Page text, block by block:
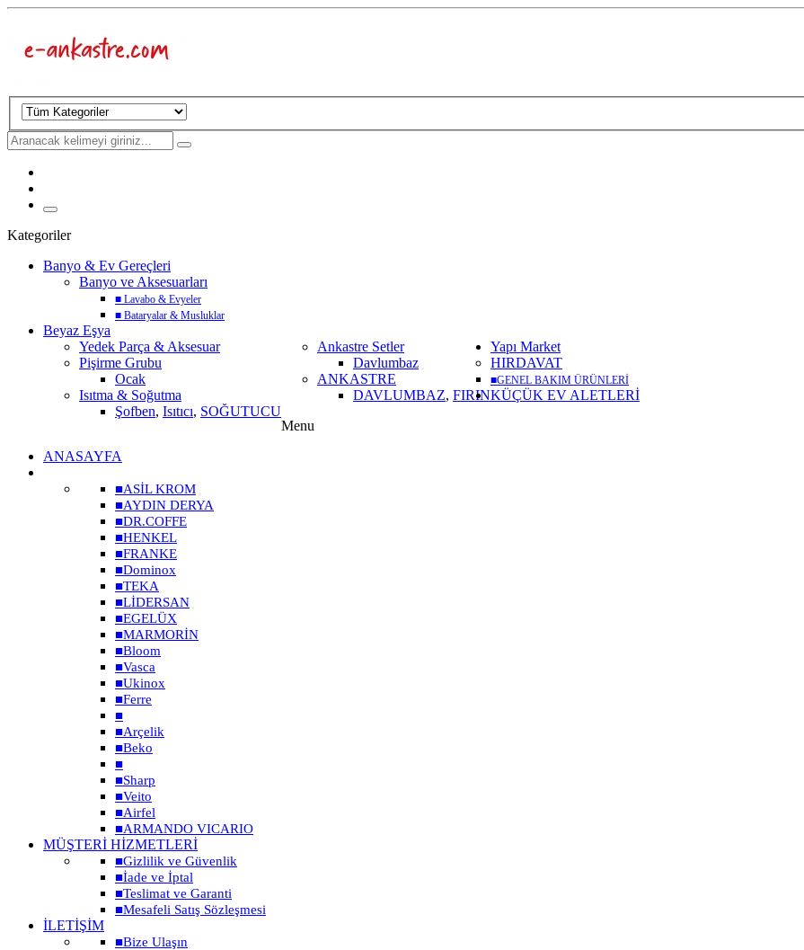
Kategoriler
Banyo & Ev Gereçleri
Banyo ve Aksesuarları
■ Lavabo & Evyeler
■ Bataryalar & Musluklar
Beyaz Eşya
Yedek Parça & Aksesuar
Pişirme Grubu
Ocak
Isıtma & Soğutma
Şofben, Isıtıcı, SOĞUTUCU
Ankastre Setler
Davlumbaz
ANKASTRE
DAVLUMBAZ, FIRIN
Yapı Market
HIRDAVAT
■GENEL BAKIM ÜRÜNLERİ
KÜÇÜK EV ALETLERİ
Menu
ANASAYFA
■ASİL KROM
■AYDIN DERYA
■DR.COFFE
■HENKEL
■FRANKE
■Dominox
■TEKA
■LİDERSAN
■EGELÜX
■MARMORİN
■Bloom
■Vasca
■Ukinox
■Ferre
■
■Arçelik
■Beko
■
■Sharp
■Veito
■Airfel
■ARMANDO VICARIO
MÜŞTERİ HİZMETLERİ
■Gizlilik ve Güvenlik
■İade ve İptal
■Teslimat ve Garanti
■Mesafeli Satış Sözleşmesi
İLETİŞİM
■Bize Ulaşın